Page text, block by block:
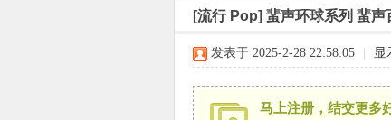
» › ›
[流行 Pop] 蜚声环球系列 蜚声
发表于 2025-2-28 22:58:05 显
马上注册，结交更多